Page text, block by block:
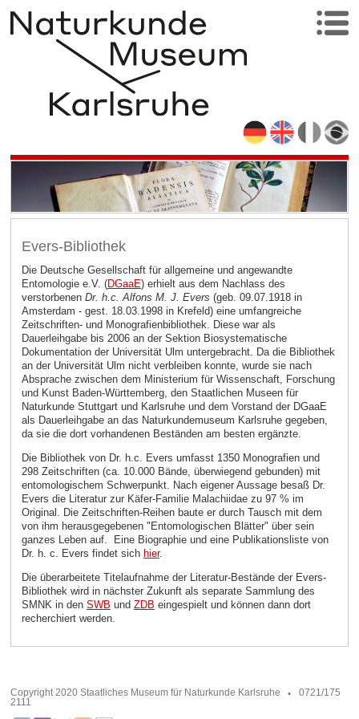
Evers-Bibliothek
Die Deutsche Gesellschaft für allgemeine und angewandte
Entomologie e.V. (DGaaE)erhielt aus dem Nachlass des
verstorbenen Dr. h.c. Alfons M. J. Evers (geb. 09.07.1918 in
Amsterdam - gest. 18.03.1998 in Krefeld) eine umfangreiche
Zeitschriften- und Monografienbibliothek. Diese war als
Dauerleihgabe bis 2006 an der Sektion Biosystematische
Dokumentation der Universität Ulm untergebracht. Da die Bibliothek
an der Universität Ulm nicht verbleiben konnte, wurde sie nach
Absprache zwischen dem Ministerium für Wissenschaft, Forschung
und Kunst Baden-Württemberg, den Staatlichen Museen für
Naturkunde Stuttgart und Karlsruhe und dem Vorstand der DGaaE
als Dauerleihgabe an das Naturkundemuseum Karlsruhe gegeben,
da sie die dort vorhandenen Beständen am besten ergänzte.
Die Bibliothek von Dr. h.c. Evers umfasst 1350 Monografien und
298 Zeitschriften (ca. 10.000 Bände, überwiegend gebunden) mit
entomologischem Schwerpunkt. Nach eigener Aussage besaß Dr.
Evers die Literatur zur Käfer-Familie Malachiidae zu 97 % im
Original. Die Zeitschriften-Reihen baute er durch Tausch mit dem
von ihm herausgegebenen "Entomologischen Blätter" über sein
ganzes Leben auf. Eine Biographie und eine Publikationsliste von
Dr. h. c. Evers findet sich hier.
Die überarbeitete Titelaufnahme der Literatur-Bestände der Evers-
Bibliothek wird in nächster Zukunft als separate Sammlung des
SMNK in den SWB und ZDB eingespielt und können dann dort
recherchiert werden.
Copyright 2020 Staatliches Museum für Naturkunde Karlsruhe
0721/175
2111